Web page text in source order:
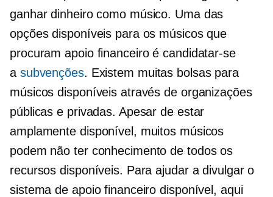
ganhar dinheiro como músico. Uma das
opções disponíveis para os músicos que
procuram apoio financeiro é candidatar-se
a subvenções. Existem muitas bolsas para
músicos disponíveis através de organizações
públicas e privadas. Apesar de estar
amplamente disponível, muitos músicos
podem não ter conhecimento de todos os
recursos disponíveis. Para ajudar a divulgar o
sistema de apoio financeiro disponível, aqui